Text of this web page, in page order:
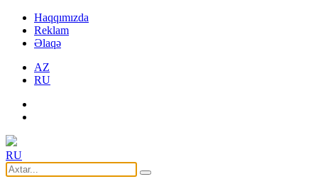
Haqqımızda
Reklam
Əlaqə
AZ
RU
RU